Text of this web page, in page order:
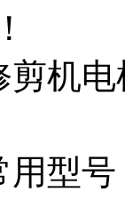
机电
型号